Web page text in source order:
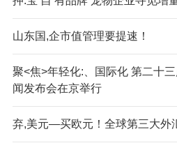
山东国,企市值管理要提速！
聚<焦>年轻化:、国际化 第二十
闻发布会在京举行
弃,美元—买欧元！全球第三大外